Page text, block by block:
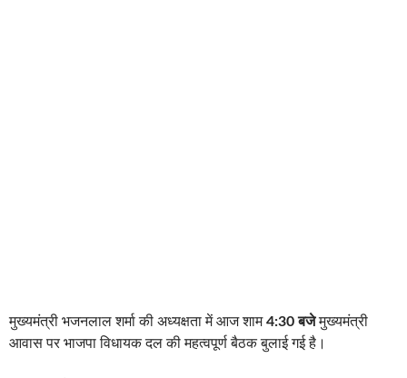
मुख्यमंत्री भजनलाल शर्मा की अध्यक्षता में आज शाम4:30 बजेमुख्यमंत्री
आवास पर भाजपा विधायक दल की महत्वपूर्ण बैठक बुलाई गई है।